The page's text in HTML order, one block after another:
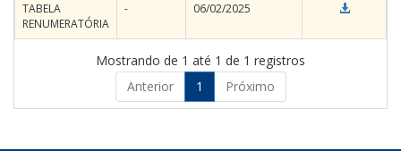
TABELA
RENUMERATÓRIA
- 06/02/2025
Mostrando de 1 até 1 de 1 registros
Anterior
1 Próximo